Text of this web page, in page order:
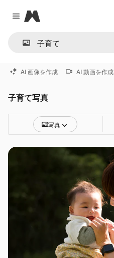
Close menu
Magnific
AI 画像を作成 AI 動画を作成
子育て写真
写真